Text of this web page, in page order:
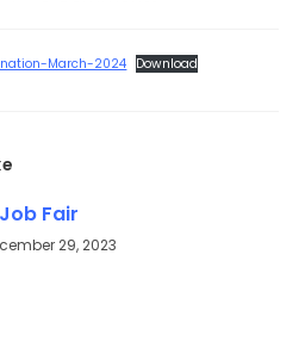
March-2024 Download
Job Fair
29, 2023